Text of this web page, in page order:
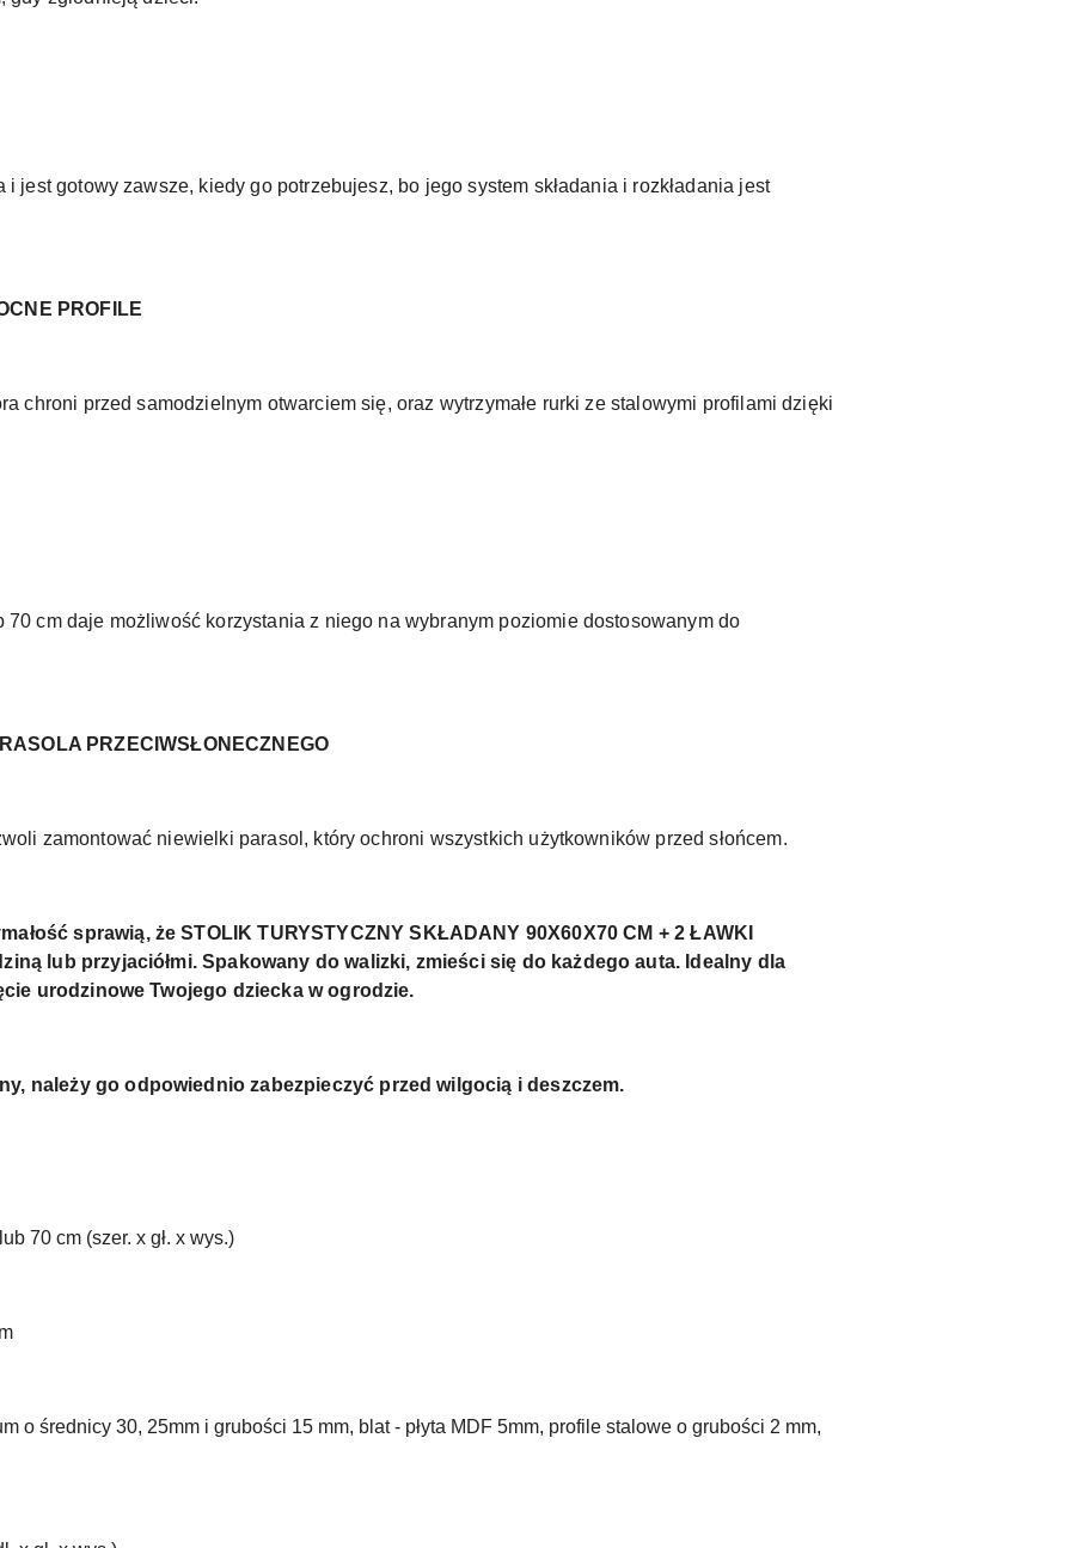
jest gotowy zawsze, kiedy go potrzebujesz, bo jego system składania i rozkładania jest
PROFILE
chroni przed samodzielnym otwarciem się, oraz wytrzymałe rurki ze stalowymi profilami dzięki
cm daje możliwość korzystania z niego na wybranym poziomie dostosowanym do
PRZECIWSŁONECZNEGO
zamontować niewielki parasol, który ochroni wszystkich użytkowników przed słońcem.
sprawią, że STOLIK TURYSTYCZNY SKŁADANY 90X60X70 CM + 2 ŁAWKI
lub przyjaciółmi. Spakowany do walizki, zmieści się do każdego auta. Idealny dla
urodzinowe Twojego dziecka w ogrodzie.
należy go odpowiednio zabezpieczyć przed wilgocią i deszczem.
70 cm (szer. x gł. x wys.)
o średnicy 30, 25mm i grubości 15 mm, blat - płyta MDF 5mm, profile stalowe o grubości 2 mm,